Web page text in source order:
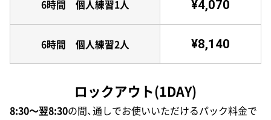
6時間 個人練習1人 ¥4,070
6時間 個人練習2人 ¥8,140
ロックアウト(1DAY)
8:30〜翌8:30の間、通しでお使いいただけるパック料金で